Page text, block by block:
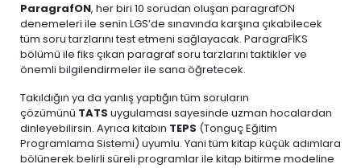
ParagrafON, her biri 10 sorudan oluşan paragrafON
denemeleri ile senin LGS’de sınavında karşına çıkabilecek
tüm soru tarzlarını test etmeni sağlayacak. ParagraFİKS
bölümü ile fiks çıkan paragraf soru tarzlarını taktikler ve
önemli bilgilendirmeler ile sana öğretecek.
Takıldığın ya da yanlış yaptığın tüm soruların
çözümünü TATS uygulaması sayesinde uzman hocalardan
dinleyebilirsin. Ayrıca kitabın TEPS (Tonguç Eğitim
Programlama Sistemi) uyumlu. Yani tüm kitap küçük adımlara
bölünerek belirli süreli programlar ile kitap bitirme modeline